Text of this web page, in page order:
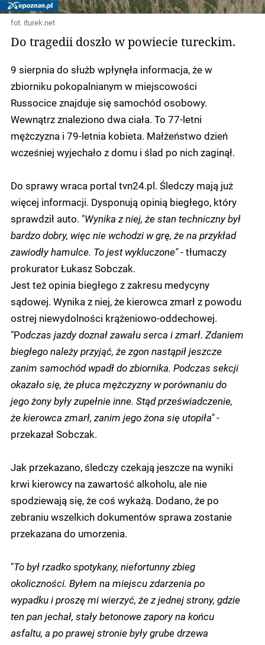
fot. iturek.net
Do tragedii doszło w powiecie tureckim.
9 sierpnia do służb wpłynęła informacja, że w
zbiorniku pokopalnianym w miejscowości
Russocice znajduje się samochód osobowy.
Wewnątrz znaleziono dwa ciała. To 77-letni
mężczyzna i 79-letnia kobieta. Małżeństwo dzień
wcześniej wyjechało z domu i ślad po nich zaginął.
Do sprawy wraca portal tvn24.pl. Śledczy mają już
więcej informacji. Dysponują opinią biegłego, który
sprawdził auto. "Wynika z niej, że stan techniczny był
bardzo dobry, więc nie wchodzi w grę, że na przykład
zawiodły hamulce. To jest wykluczone"- tłumaczy
prokurator Łukasz Sobczak.
Jest też opinia biegłego z zakresu medycyny
sądowej. Wynika z niej, że kierowca zmarł z powodu
ostrej niewydolności krążeniowo-oddechowej.
"Podczas jazdy doznał zawału serca i zmarł. Zdaniem
biegłego należy przyjąć, że zgon nastąpił jeszcze
zanim samochód wpadł do zbiornika. Podczas sekcji
okazało się, że płuca mężczyzny w porównaniu do
jego żony były zupełnie inne. Stąd przeświadczenie,
że kierowca zmarł, zanim jego żona się utopiła"-
przekazał Sobczak.
Jak przekazano, śledczy czekają jeszcze na wyniki
krwi kierowcy na zawartość alkoholu, ale nie
spodziewają się, że coś wykażą. Dodano, że po
zebraniu wszelkich dokumentów sprawa zostanie
przekazana do umorzenia.
"To był rzadko spotykany, niefortunny zbieg
okoliczności. Byłem na miejscu zdarzenia po
wypadku i proszę mi wierzyć, że z jednej strony, gdzie
ten pan jechał, stały betonowe zapory na końcu
asfaltu, a po prawej stronie były grube drzewa